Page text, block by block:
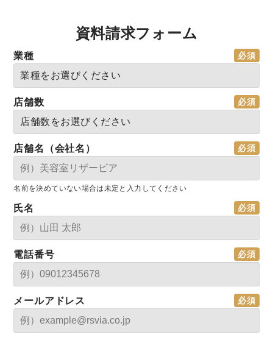
資料請求フォーム
業種
店舗数
店舗名（会社名）
名前を決めていない場合は未定と入力してください
氏名
電話番号
メールアドレス